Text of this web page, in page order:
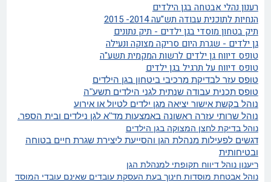
רענון נהלי אבטחה בגן הילדים
הנחיות לתוכנית עבודה תש"עה 2014- 2015
תיק בטחון מוסדי בגן ילדים - תיק נתונים
גן ילדים - שגרת היום סריקה מצוקה ונעילה
טופס דיווח גן ילדים לרשות המקמית תשע"ה
טופס דיווח על תרגיל בגן ילדים
טופס עזר לבדיקת מרכיבי ביטחון בגן הילדים
טופס תכנית עבודה שנתית לגני הילדים תשע"ה
נוהל בקשת אישור יציאה מגן ילדים לטיול או אירוע
נוהל שרותי עזרה ראשונה באמצעות מד"א לגן נילדים ובית הספר.
נוהל בדיקת לחצן המצוקה בגן הילדים
דגשים לפעילות מנהלת הגן והסייעת ליצירת שגרת חיים בטוחה
ובטיחותית
ריענון נוהל דיווח תקופתי למנהלת הגן
נוהל אבטחת מוסדות חינוך בעת העסקת עובדים שאינם עובדי המוסד